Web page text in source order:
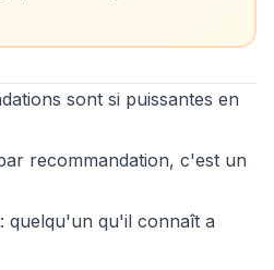
sont si puissantes en
recommandation, c'est un
: quelqu'un qu'il connaît a